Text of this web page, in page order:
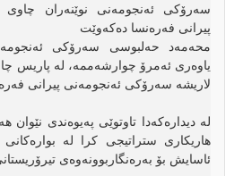
سەرۆکی ئەنجومەنی نوێنەران
پیرانی فەرەنسا دەکەوێت
محەمەد حەلبوسی سەرۆکی
یاوەری ئەمرۆ چوارشەممە، لە پاریس
لاریشە سەرۆکی ئەنجومەنی پیرانی
لە دیدارەکەدا تاوتوێی پەیوەندی نێوان
هاریکاری ستراتیجی کرا لە
ئاسایش بۆ بەرەنگاربوونەوەی